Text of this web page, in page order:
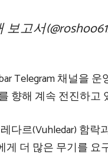
보고서
Telegram 채널을
향해 계속 전진하고
다르(Vuhledar) 함
게 더 많은 무기를 요